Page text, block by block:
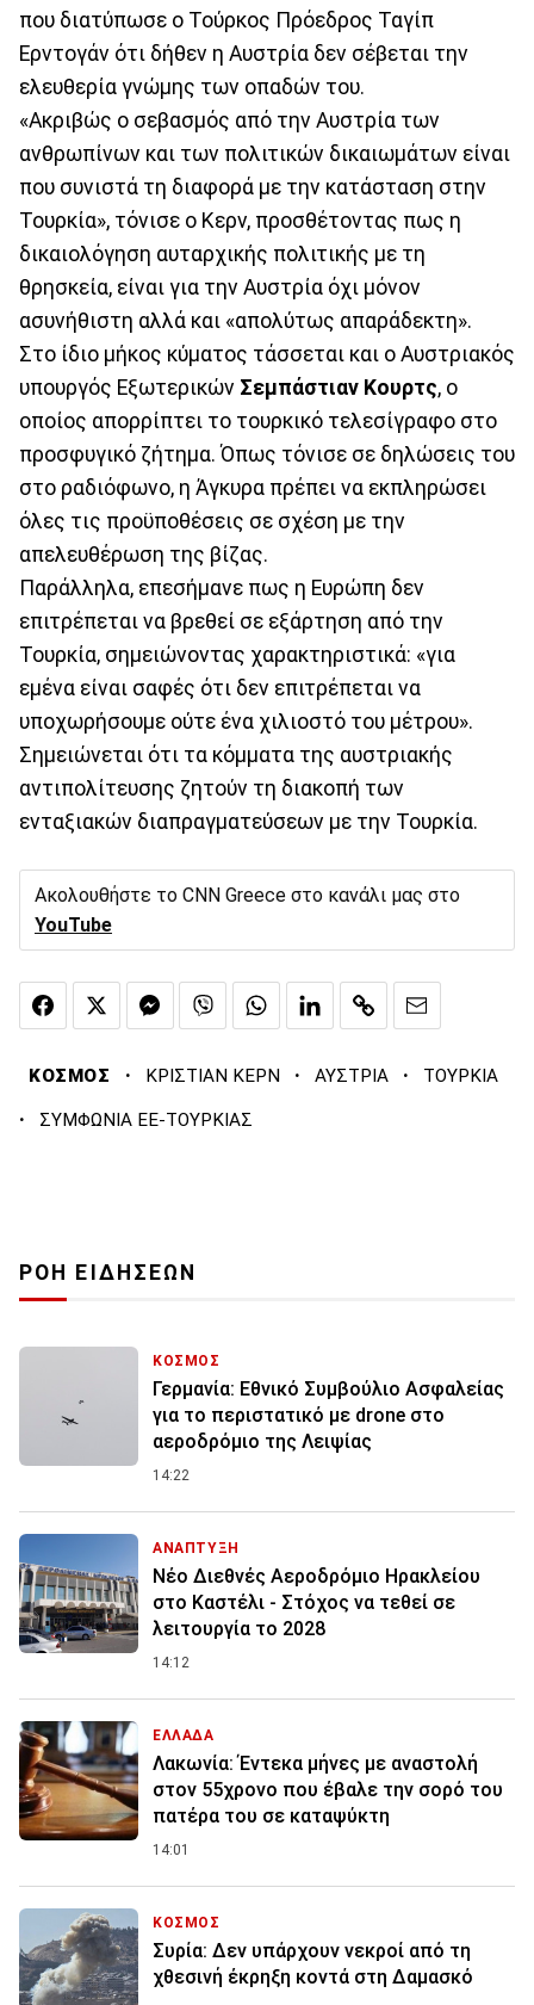
που διατύπωσε ο Τούρκος Πρόεδρος Ταγίπ
Ερντογάν ότι δήθεν η Αυστρία δεν σέβεται την
ελευθερία γνώμης των οπαδών του.
«Ακριβώς ο σεβασμός από την Αυστρία των
ανθρωπίνων και των πολιτικών δικαιωμάτων είναι
που συνιστά τη διαφορά με την κατάσταση στην
Τουρκία», τόνισε ο Κερν, προσθέτοντας πως η
δικαιολόγηση αυταρχικής πολιτικής με τη
θρησκεία, είναι για την Αυστρία όχι μόνον
ασυνήθιστη αλλά και «απολύτως απαράδεκτη».
Στο ίδιο μήκος κύματος τάσσεται και ο Αυστριακός
υπουργός Εξωτερικών Σεμπάστιαν Κουρτς, ο
οποίος απορρίπτει το τουρκικό τελεσίγραφο στο
προσφυγικό ζήτημα. Όπως τόνισε σε δηλώσεις του
στο ραδιόφωνο, η Άγκυρα πρέπει να εκπληρώσει
όλες τις προϋποθέσεις σε σχέση με την
απελευθέρωση της βίζας.
Παράλληλα, επεσήμανε πως η Ευρώπη δεν
επιτρέπεται να βρεθεί σε εξάρτηση από την
Τουρκία, σημειώνοντας χαρακτηριστικά: «για
εμένα είναι σαφές ότι δεν επιτρέπεται να
υποχωρήσουμε ούτε ένα χιλιοστό του μέτρου».
Σημειώνεται ότι τα κόμματα της αυστριακής
αντιπολίτευσης ζητούν τη διακοπή των
ενταξιακών διαπραγματεύσεων με την Τουρκία.
Ακολουθήστε το CNN Greece στο κανάλι μας στο
YouTube
ΚΟΣΜΟΣ · ΚΡΙΣΤΙΑΝ ΚΕΡΝ · ΑΥΣΤΡΙΑ · ΤΟΥΡΚΙΑ
· ΣΥΜΦΩΝΙΑ ΕΕ-ΤΟΥΡΚΙΑΣ
ΡΟΗ ΕΙΔΗΣΕΩΝ
ΚΟΣΜΟΣ
Γερμανία: Εθνικό Συμβούλιο Ασφαλείας
για το περιστατικό με drone στο
αεροδρόμιο της Λειψίας
14:22
ΑΝΑΠΤΥΞΗ
Νέο Διεθνές Αεροδρόμιο Ηρακλείου
στο Καστέλι - Στόχος να τεθεί σε
λειτουργία το 2028
14:12
ΕΛΛΑΔΑ
Λακωνία: Έντεκα μήνες με αναστολή
στον 55χρονο που έβαλε την σορό του
πατέρα του σε καταψύκτη
14:01
ΚΟΣΜΟΣ
Συρία: Δεν υπάρχουν νεκροί από τη
χθεσινή έκρηξη κοντά στη Δαμασκό